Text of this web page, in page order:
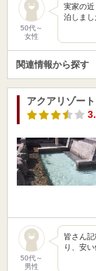
50代～
女性
実家の
泊しま
関連情報から探す
アクアリゾー
50代～
男性
皆さん
り、安